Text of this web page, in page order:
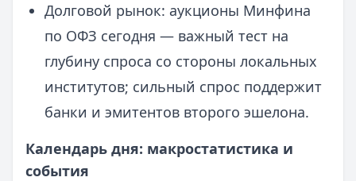
Долговой рынок: аукционы Минфина
по ОФЗ сегодня — важный тест на
глубину спроса со стороны локальных
институтов; сильный спрос поддержит
банки и эмитентов второго эшелона.
Календарь дня: макростатистика и
события